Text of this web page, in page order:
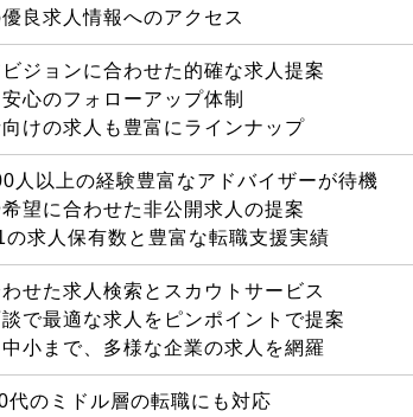
良求人情報へのアクセス
ジョンに合わせた的確な求人提案
心のフォローアップ体制
けの求人も豊富にラインナップ
人以上の経験豊富なアドバイザーが待機
望に合わせた非公開求人の提案
求人保有数と豊富な転職支援実績
せた求人検索とスカウトサービス
で最適な求人をピンポイントで提案
小まで、多様な企業の求人を網羅
代のミドル層の転職にも対応